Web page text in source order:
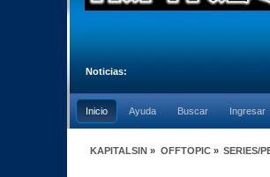
Noticias:
Inicio Ayuda Buscar Ingresar
KAPITALSIN » OFFTOPIC» SERIES/